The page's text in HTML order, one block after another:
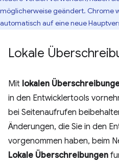
möglicherweise geändert. Chrome
automatisch auf eine neue
Lokale
Mit lokalen
in den Entwicklertools
bei Seitenaufrufen
Änderungen, die Sie in den
vorgenommen haben, beim
Lokale Überschreibungen